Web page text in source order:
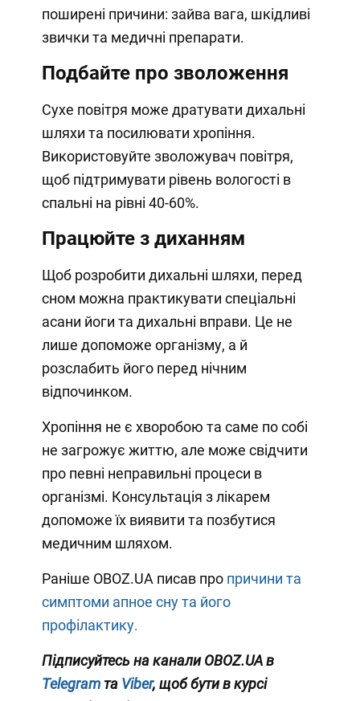
поширені причини: зайва вага, шкідливі
звички та медичні препарати.
Подбайте про зволоження
Сухе повітря може дратувати дихальні
шляхи та посилювати хропіння.
Використовуйте зволожувач повітря,
щоб підтримувати рівень вологості в
спальні на рівні 40-60%.
Працюйте з диханням
Щоб розробити дихальні шляхи, перед
сном можна практикувати спеціальні
асани йоги та дихальні вправи. Це не
лише допоможе організму, а й
розслабить його перед нічним
відпочинком.
Хропіння не є хворобою та саме по собі
не загрожує життю, але може свідчити
про певні неправильні процеси в
організмі. Консультація з лікарем
допоможе їх виявити та позбутися
медичним шляхом.
Раніше OBOZ.UA писав про причини та
симптоми апное сну та його
профілактику.
Підписуйтесь на канали OBOZ.UA в
Telegram та Viber, щоб бути в курсі